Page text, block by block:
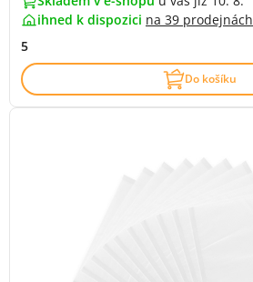
ihned k dispozici na 39 prodejnách
5
Do košíku